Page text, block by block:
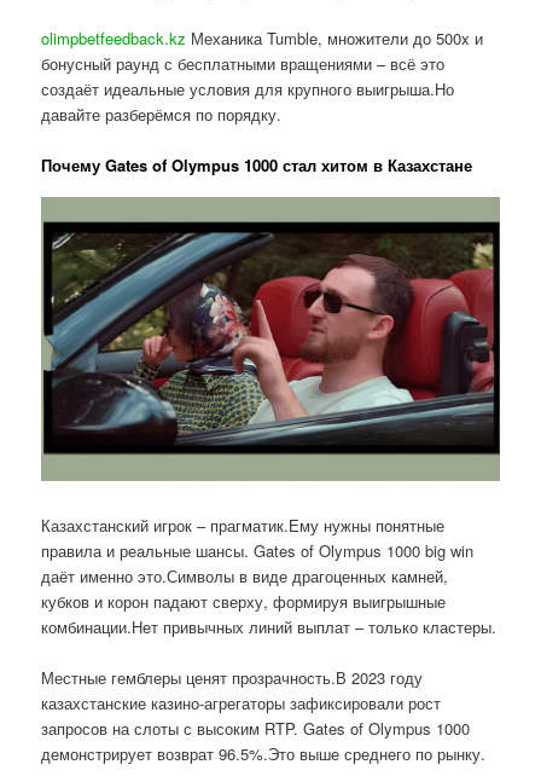
olimpbetfeedback.kz Механика Tumble, множители до 500x и
бонусный раунд с бесплатными вращениями – всё это
создаёт идеальные условия для крупного выигрыша.Но
давайте разберёмся по порядку.
Почему Gates of Olympus 1000 стал хитом в Казахстане
Казахстанский игрок – прагматик.Ему нужны понятные
правила и реальные шансы. Gates of Olympus 1000 big win
даёт именно это.Символы в виде драгоценных камней,
кубков и корон падают сверху, формируя выигрышные
комбинации.Нет привычных линий выплат – только кластеры.
Местные гемблеры ценят прозрачность.В 2023 году
казахстанские казино-агрегаторы зафиксировали рост
запросов на слоты с высоким RTP. Gates of Olympus 1000
демонстрирует возврат 96.5%.Это выше среднего по рынку.